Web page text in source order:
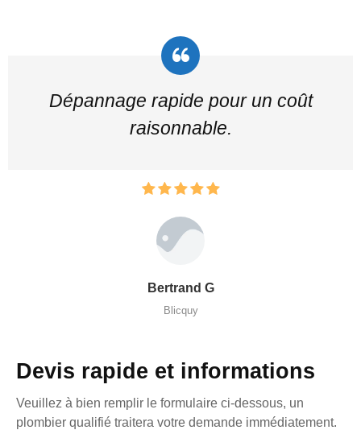
Dépannage rapide pour un coût
raisonnable.
Bertrand G
Blicquy
Devis rapide et informations
Veuillez à bien remplir le formulaire ci-dessous, un
plombier qualifié traitera votre demande immédiatement.